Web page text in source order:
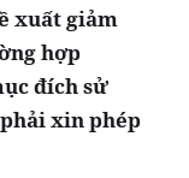
xuất giảm
hợp
đích sử
xin phép